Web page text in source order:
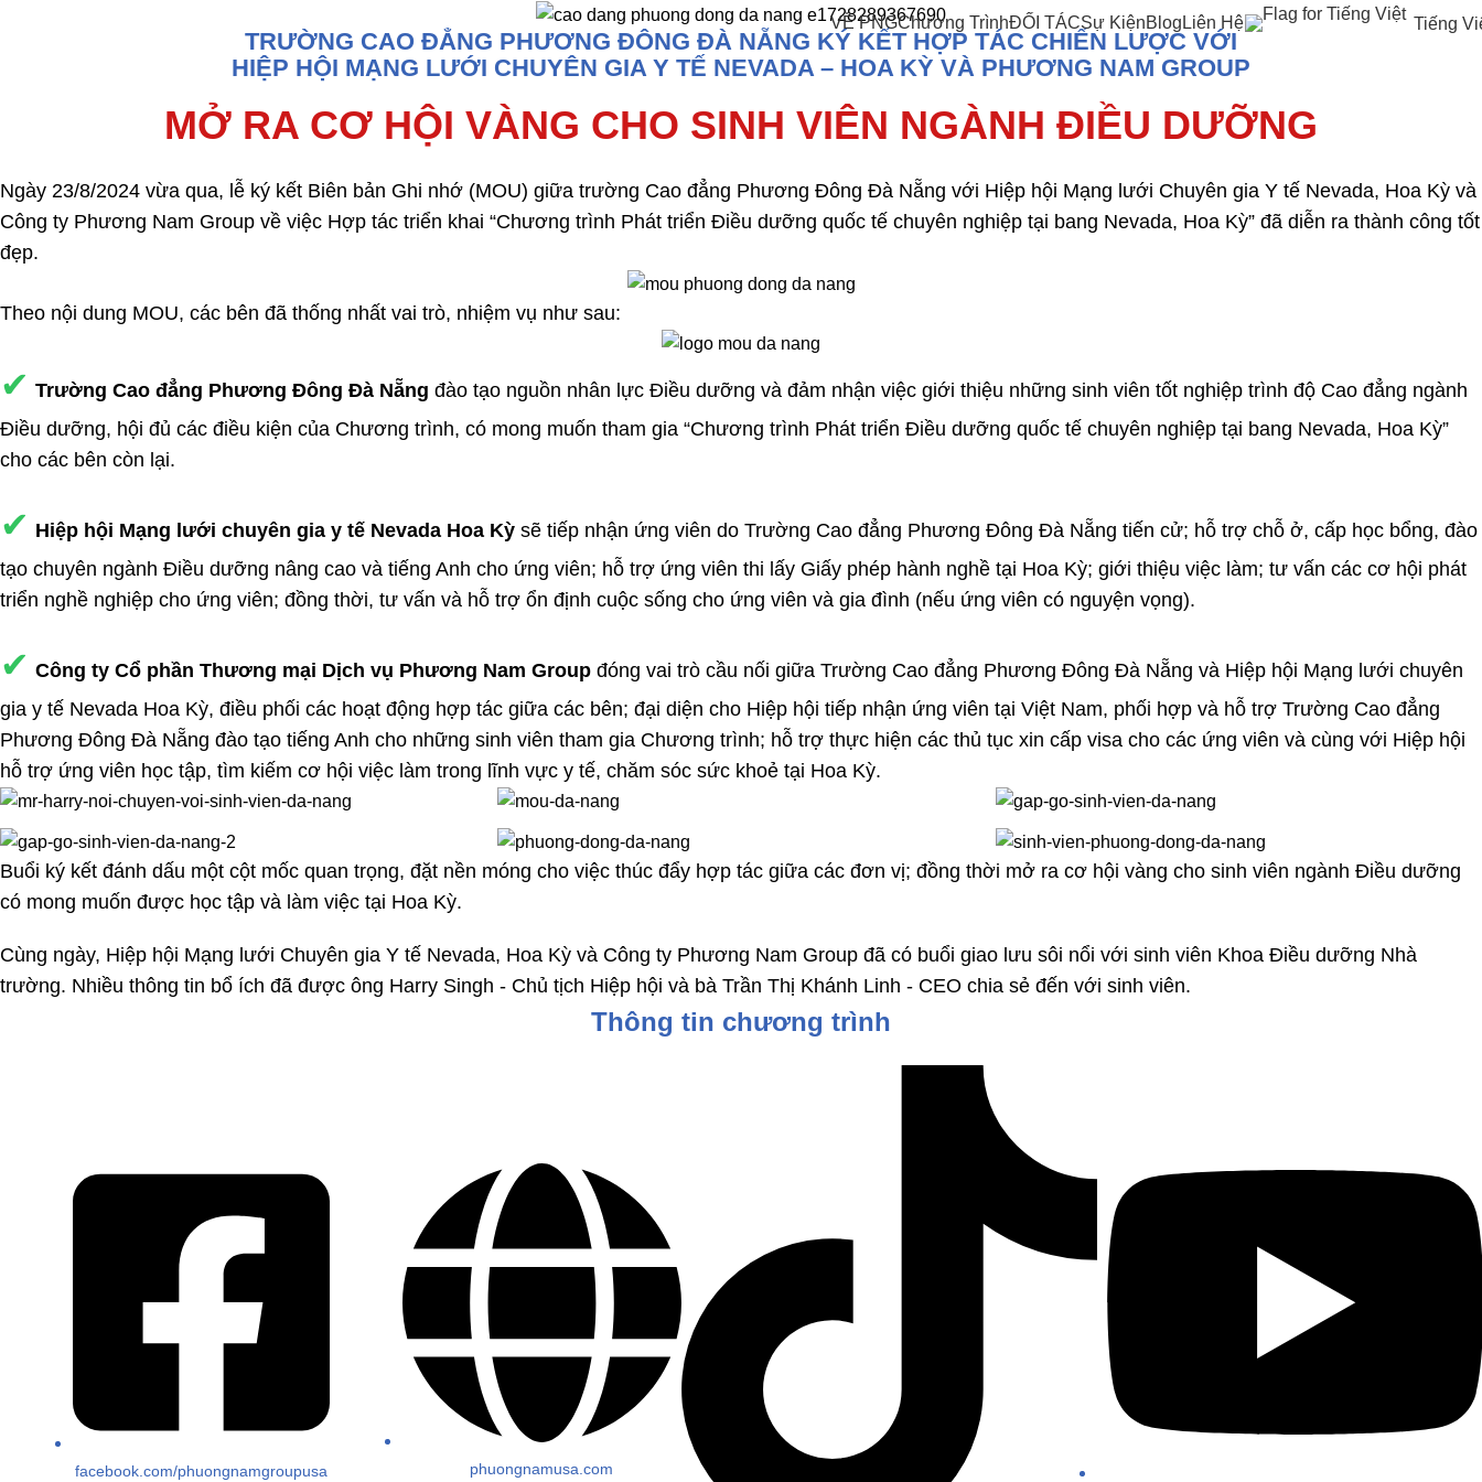
VỀ PNGChương TrìnhĐỐI TÁCSự KiệnBlog Liên Hệ Tiếng
TRƯỜNG CAO ĐẲNG PHƯƠNG ĐÔNG ĐÀ NẴNG KÝ KẾT HỢP TÁC CHIẾN LƯỢC VỚI
HIỆP HỘI MẠNG LƯỚI CHUYÊN GIA Y TẾ NEVADA – HOA KỲ VÀ PHƯƠNG NAM GROUP
MỞ RA CƠ HỘI VÀNG CHO SINH VIÊN NGÀNH ĐIỀU DƯỠNG
Ngày 23/8/2024 vừa qua, lễ ký kết Biên bản Ghi nhớ (MOU) giữa trường Cao đẳng Phương Đông Đà Nẵng với Hiệp hội Mạng lưới Chuyên gia Y tế Nevada, Hoa Kỳ và
Công ty Phương Nam Group về việc Hợp tác triển khai “Chương trình Phát triển Điều dưỡng quốc tế chuyên nghiệp tại bang Nevada, Hoa Kỳ” đã diễn ra thành công tốt
đẹp.
Theo nội dung MOU, các bên đã thống nhất vai trò, nhiệm vụ như sau:
✔ Trường Cao đẳng Phương Đông Đà Nẵng đào tạo nguồn nhân lực Điều dưỡng và đảm nhận việc giới thiệu những sinh viên tốt nghiệp trình độ Cao đẳng ngành
Điều dưỡng, hội đủ các điều kiện của Chương trình, có mong muốn tham gia “Chương trình Phát triển Điều dưỡng quốc tế chuyên nghiệp tại bang Nevada, Hoa Kỳ”
cho các bên còn lại.
✔ Hiệp hội Mạng lưới chuyên gia y tế Nevada Hoa Kỳ sẽ tiếp nhận ứng viên do Trường Cao đẳng Phương Đông Đà Nẵng tiến cử; hỗ trợ chỗ ở, cấp học bổng, đào
tạo chuyên ngành Điều dưỡng nâng cao và tiếng Anh cho ứng viên; hỗ trợ ứng viên thi lấy Giấy phép hành nghề tại Hoa Kỳ; giới thiệu việc làm; tư vấn các cơ hội phát
triển nghề nghiệp cho ứng viên; đồng thời, tư vấn và hỗ trợ ổn định cuộc sống cho ứng viên và gia đình (nếu ứng viên có nguyện vọng).
✔ Công ty Cổ phần Thương mại Dịch vụ Phương Nam Group đóng vai trò cầu nối giữa Trường Cao đẳng Phương Đông Đà Nẵng và Hiệp hội Mạng lưới chuyên
gia y tế Nevada Hoa Kỳ, điều phối các hoạt động hợp tác giữa các bên; đại diện cho Hiệp hội tiếp nhận ứng viên tại Việt Nam, phối hợp và hỗ trợ Trường Cao đẳng
Phương Đông Đà Nẵng đào tạo tiếng Anh cho những sinh viên tham gia Chương trình; hỗ trợ thực hiện các thủ tục xin cấp visa cho các ứng viên và cùng với Hiệp hội
hỗ trợ ứng viên học tập, tìm kiếm cơ hội việc làm trong lĩnh vực y tế, chăm sóc sức khoẻ tại Hoa Kỳ.
Buổi ký kết đánh dấu một cột mốc quan trọng, đặt nền móng cho việc thúc đẩy hợp tác giữa các đơn vị; đồng thời mở ra cơ hội vàng cho sinh viên ngành Điều dưỡng
có mong muốn được học tập và làm việc tại Hoa Kỳ.
Cùng ngày, Hiệp hội Mạng lưới Chuyên gia Y tế Nevada, Hoa Kỳ và Công ty Phương Nam Group đã có buổi giao lưu sôi nổi với sinh viên Khoa Điều dưỡng Nhà
trường. Nhiều thông tin bổ ích đã được ông Harry Singh - Chủ tịch Hiệp hội và bà Trần Thị Khánh Linh - CEO chia sẻ đến với sinh viên.
Thông tin chương trình
facebook.com/phuongnamgroupusa phuongnamusa.com